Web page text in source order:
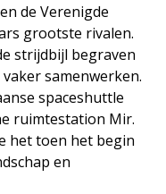
de Verenigde
grootste rivalen.
strijdbijl begraven
samenwerken.
spaceshuttle
ruimtestation Mir.
het toen het begin
en